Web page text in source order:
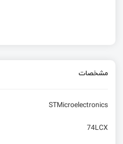
مشخصات
STMicroelectronics
74LCX